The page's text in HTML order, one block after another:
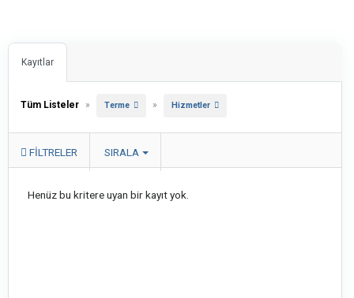
Kayıtlar
Tüm Listeler » Terme » Hizmetler
FILTRELER SIRALA
Henüz bu kritere uyan bir kayıt yok.